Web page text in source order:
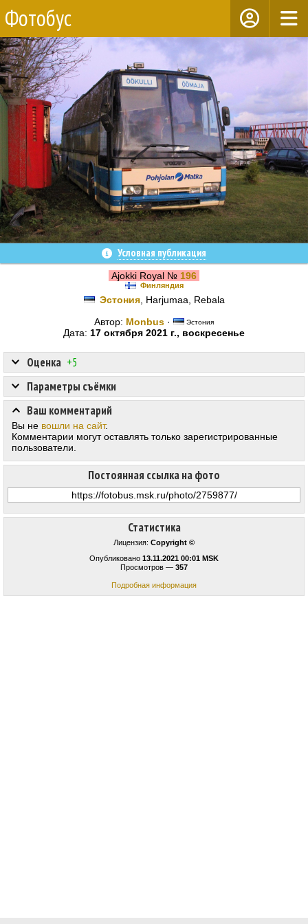
Фотобус
Условная публикация
Ajokki Royal № 196
Финляндия
Эстония, Harjumaa, Rebala
Автор: Monbus · Эстония
Дата: 17 октября 2021 г., воскресенье
Статистика
Лицензия: Copyright ©
Опубликовано 13.11.2021 00:01 MSK
Просмотров — 357
Подробная информация
Оценка +5
Постоянная ссылка на фото
Параметры съёмки
Ваш комментарий
Вы не вошли на сайт.
Комментарии могут оставлять только зарегистрированные
пользователи.